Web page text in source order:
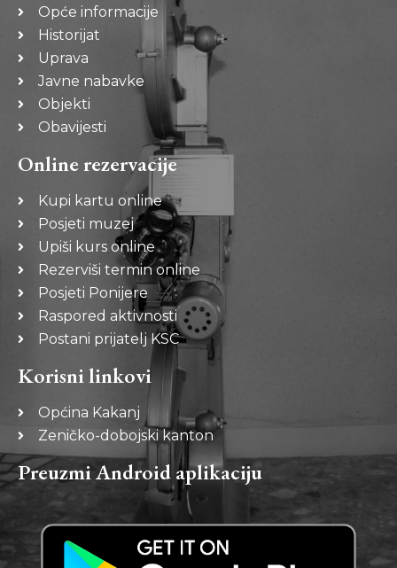
Opće informacije
Historijat
Uprava
Javne nabavke
Objekti
Obavijesti
Online rezervacije
Kupi kartu online
Posjeti muzej
Upiši kurs online
Rezerviši termin online
Posjeti Ponijere
Raspored aktivnosti
Postani prijatelj KSC
Korisni linkovi
Općina Kakanj
Zeničko-dobojski kanton
Preuzmi Android aplikaciju